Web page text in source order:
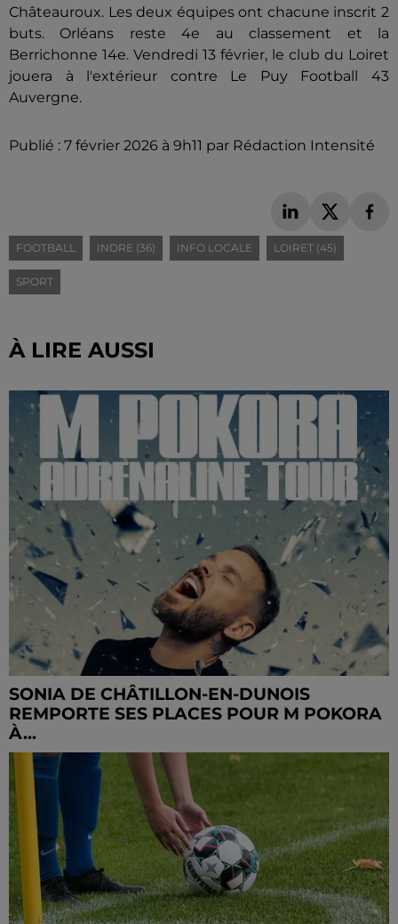
Châteauroux. Les deux équipes ont chacune inscrit 2
buts. Orléans reste 4e au classement et la
Berrichonne 14e. Vendredi 13 février, le club du Loiret
jouera à l'extérieur contre Le Puy Football 43
Auvergne.
Publié : 7 février 2026 à 9h11 par Rédaction Intensité
FOOTBALL INDRE (36) INFO LOCALE LOIRET (45)
SPORT
À LIRE AUSSI
SONIA DE CHÂTILLON-EN-DUNOIS
REMPORTE SES PLACES POUR M POKORA
À...